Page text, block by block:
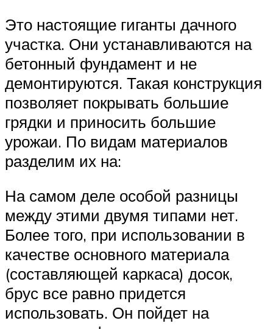
Это настоящие гиганты дачного
участка. Они устанавливаются на
бетонный фундамент и не
демонтируются. Такая конструкция
позволяет покрывать большие
грядки и приносить большие
урожаи. По видам материалов
разделим их на:
На самом деле особой разницы
между этими двумя типами нет.
Более того, при использовании в
качестве основного материала
(составляющей каркаса) досок,
брус все равно придется
использовать. Он пойдет на